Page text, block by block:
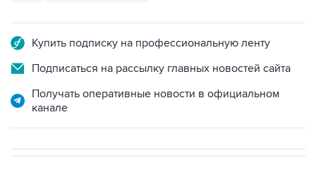
Купить подписку на профессиональную ленту
Подписаться на рассылку главных новостей сайта
Получать оперативные новости в официальном
канале